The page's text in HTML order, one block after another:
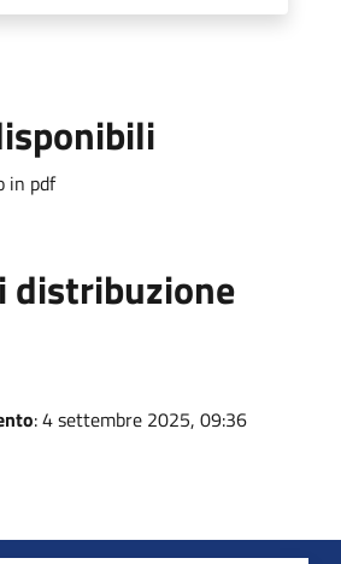
in pdf
distribuzione
: 4 settembre 2025, 09:36